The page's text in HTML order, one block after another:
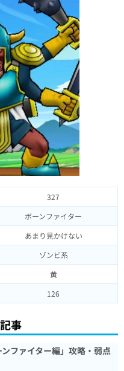
327
ボーンファイター
あまり見かけない
ゾンビ系
黄
126
事
ファイター編」攻略・弱点